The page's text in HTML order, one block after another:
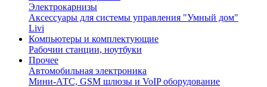
Электрокарнизы
Аксессуары для системы управления "Умный дом"
Livi
Компьютеры и комплектующие
Рабочии станции, ноутбуки
Прочее
Автомобильная электроника
Мини-АТС, GSM шлюзы и VoIP оборудование